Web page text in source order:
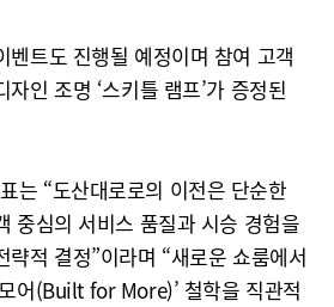
벤트도 진행될 예정이며 참여 고객
인 조명 ‘스키틀 램프’가 증정된
는 “도산대로로의 이전은 단순한
중심의 서비스 품질과 시승 경험을
략적 결정”이라며 “새로운 쇼룸에서
어(Built for More)’ 철학을 직관적